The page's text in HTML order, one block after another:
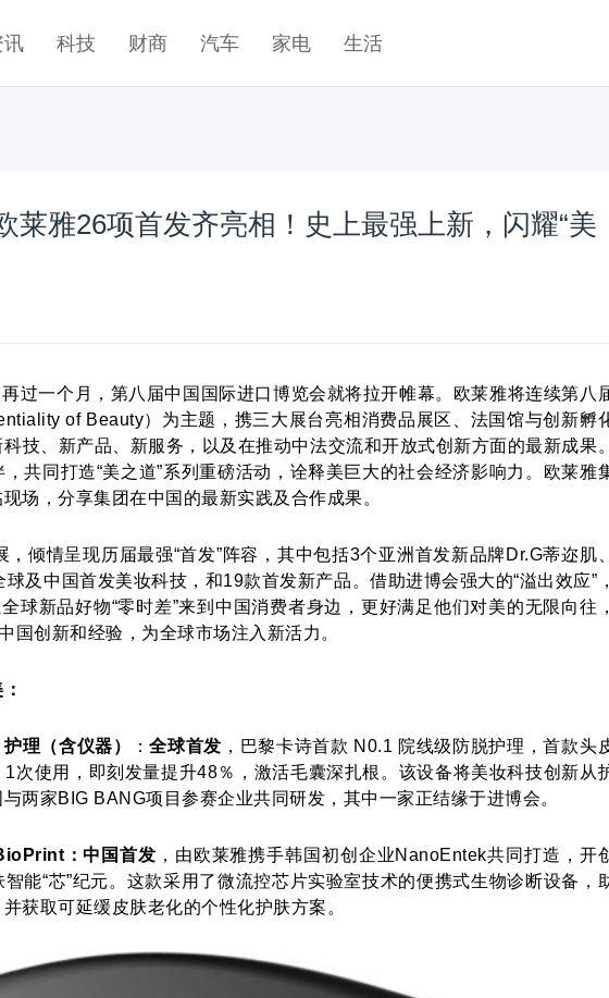
讯 科技 财商 汽车 家电 生活
莱雅26项首发齐亮相！史上最强上新，闪耀“美
过一个月，第八届中国国际进口博览会就将拉开帷幕。欧莱雅将连续第八
of Beauty）为主题，携三大展台亮相消费品展区、法国馆与创新孵
技、新产品、新服务，以及在推动中法交流和开放式创新方面的最新成果。
共同打造“美之道”系列重磅活动，诠释美巨大的社会经济影响力。欧莱雅
场，分享集团在中国的最新实践及合作成果。
倾情呈现历届最强“首发”阵容，其中包括3个亚洲首发新品牌Dr.G蒂迩肌、
及中国首发美妆科技，和19款首发新产品。借助进博会强大的“溢出效应”，
球新品好物“零时差”来到中国消费者身边，更好满足他们对美的无限向往，
国创新和经验，为全球市场注入新活力。
理（含仪器） ：全球首发 ，巴黎卡诗首款 N0.1 院线级防脱护理，首款头
次使用，即刻发量提升48％，激活毛囊深扎根。该设备将美妆科技创新从
两家BIG BANG项目参赛企业共同研发，其中一家正结缘于进博会。
：中国首发 ，由欧莱雅携手韩国初创企业NanoEntek共同打造，开
能“芯”纪元。这款采用了微流控芯片实验室技术的便携式生物诊断设备，
获取可延缓皮肤老化的个性化护肤方案。